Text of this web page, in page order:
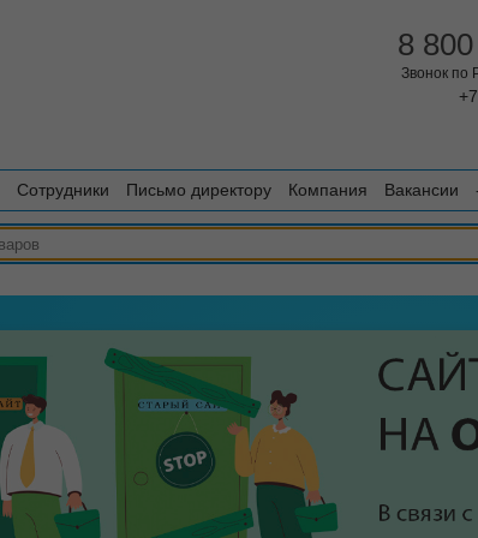
8
Звонок по
Сотрудники Письмо директору Компания Вакансии